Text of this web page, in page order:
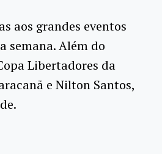
aos grandes eventos
semana. Além do
Libertadores da
e Nilton Santos,